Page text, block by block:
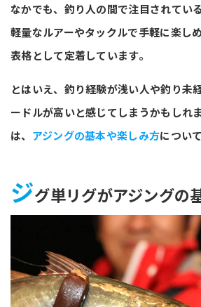
なかでも、釣り人の間で注目されてい
軽量なルアーやタックルで手軽に楽し
表格として定着しています。
とはいえ、釣り経験が浅い人や釣り未
ードルが高いと感じてしまうかもしれ
は、 アジングの基本や楽しみ方につい
ジグ単リグがアジングの